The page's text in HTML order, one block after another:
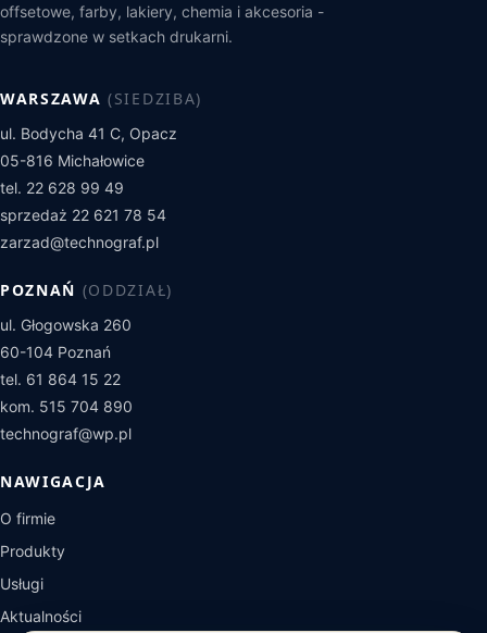
offsetowe, farby, lakiery, chemia i akcesoria -
sprawdzone w setkach drukarni.
WARSZAWA(SIEDZIBA)
ul. Bodycha 41 C, Opacz
05-816 Michałowice
tel. 22 628 99 49
sprzedaż 22 621 78 54
zarzad@technograf.pl
POZNAŃ (ODDZIAŁ)
ul. Głogowska 260
60-104 Poznań
tel. 61 864 15 22
kom. 515 704 890
technograf@wp.pl
NAWIGACJA
O firmie
Produkty
Usługi
Aktualności